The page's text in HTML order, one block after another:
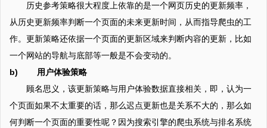
历史参考策略很大程度上依靠的是一个网页历史的更新频率，
从历史更新频率判断一个页面的未来更新时间，从而指导爬虫的工
作。更新策略还依据一个页面的更新区域来判断内容的更新，比如
一个网站的导航与底部等一般是不会变动的。
b) 用户体验策略
顾名思义，该更新策略与用户体验数据直接相关，即，认为一
个页面如果不太重要的话，那么迟点更新也是关系不大的，那么如
何判断一个页面的重要性呢？因为搜索引擎的爬虫系统与排名系统